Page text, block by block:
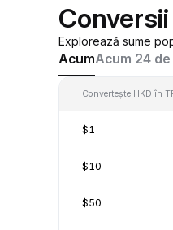
Explorează sume
AcumAcum 24
Convertește HKD în
$1
$10
$50